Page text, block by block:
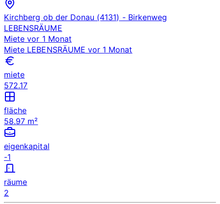
Kirchberg ob der Donau (4131) - Birkenweg
LEBENSRÄUME
Miete vor 1 Monat
Miete LEBENSRÄUME vor 1 Monat
miete
572.17
fläche
58.97 m²
eigenkapital
-1
räume
2